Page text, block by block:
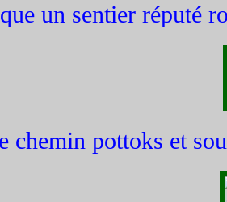
un sentier réputé
chemin pottoks et